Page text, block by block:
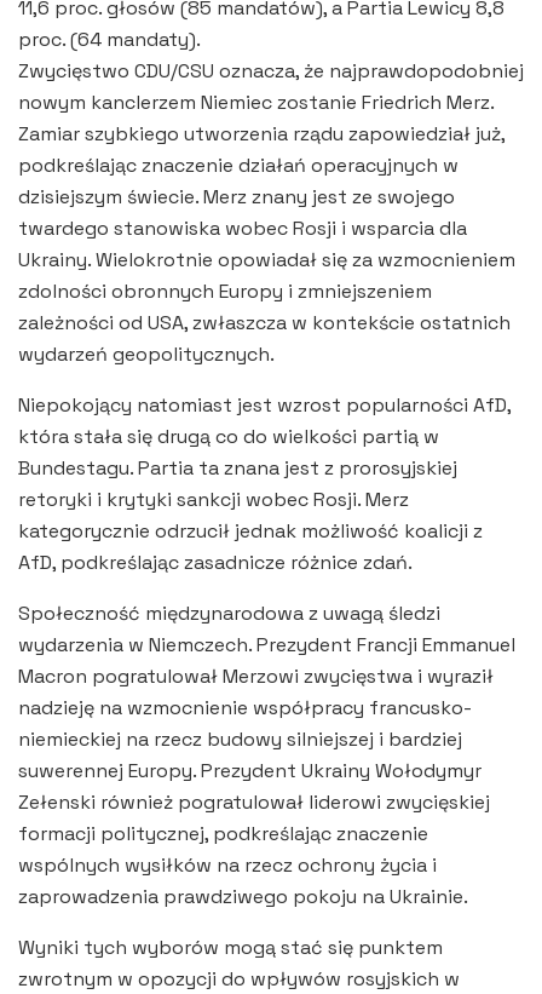
11,6 proc. głosów (85 mandatów), a Partia Lewicy 8,8
proc. (64 mandaty).
Zwycięstwo CDU/CSU oznacza, że ​​najprawdopodobniej
nowym kanclerzem Niemiec zostanie Friedrich Merz.
Zamiar szybkiego utworzenia rządu zapowiedział już,
podkreślając znaczenie działań operacyjnych w
dzisiejszym świecie. Merz znany jest ze swojego
twardego stanowiska wobec Rosji i wsparcia dla
Ukrainy. Wielokrotnie opowiadał się za wzmocnieniem
zdolności obronnych Europy i zmniejszeniem
zależności od USA, zwłaszcza w kontekście ostatnich
wydarzeń geopolitycznych.
Niepokojący natomiast jest wzrost popularności AfD,
która stała się drugą co do wielkości partią w
Bundestagu. Partia ta znana jest z prorosyjskiej
retoryki i krytyki sankcji wobec Rosji. Merz
kategorycznie odrzucił jednak możliwość koalicji z
AfD, podkreślając zasadnicze różnice zdań.
Społeczność międzynarodowa z uwagą śledzi
wydarzenia w Niemczech. Prezydent Francji Emmanuel
Macron pogratulował Merzowi zwycięstwa i wyraził
nadzieję na wzmocnienie współpracy francusko-
niemieckiej na rzecz budowy silniejszej i bardziej
suwerennej Europy. Prezydent Ukrainy Wołodymyr
Zełenski również pogratulował liderowi zwycięskiej
formacji politycznej, podkreślając znaczenie
wspólnych wysiłków na rzecz ochrony życia i
zaprowadzenia prawdziwego pokoju na Ukrainie.
Wyniki tych wyborów mogą stać się punktem
zwrotnym w opozycji do wpływów rosyjskich w